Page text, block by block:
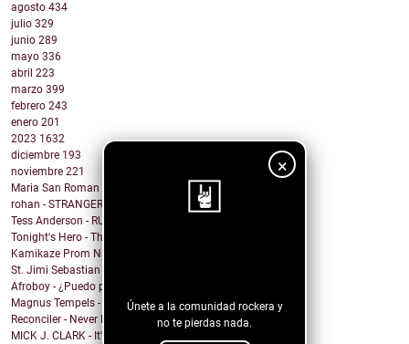
×
Únete a la comunidad rockera y
no te pierdas nada.
agosto 434
julio 329
junio 289
mayo 336
abril 223
marzo 399
febrero 243
enero 201
2023 1632
diciembre 193
noviembre 221
Maria San Roman - DRUNK IN LUV
rohan - STRANGER ARMS
Tess Anderson - RUN
Tonight's Hero - There's Something In My Eggnog
Kamikaze Prom Night - I Have a Thing for Redheads
St. Jimi Sebastian Cricket Club - Golden Parachuter
Afroboy - ¿Puedo parar un instante?
Magnus Tempels - Deep Feelings
Reconciler - Never Fade Away
MICK J. CLARK - It's Getting Near Christmas.